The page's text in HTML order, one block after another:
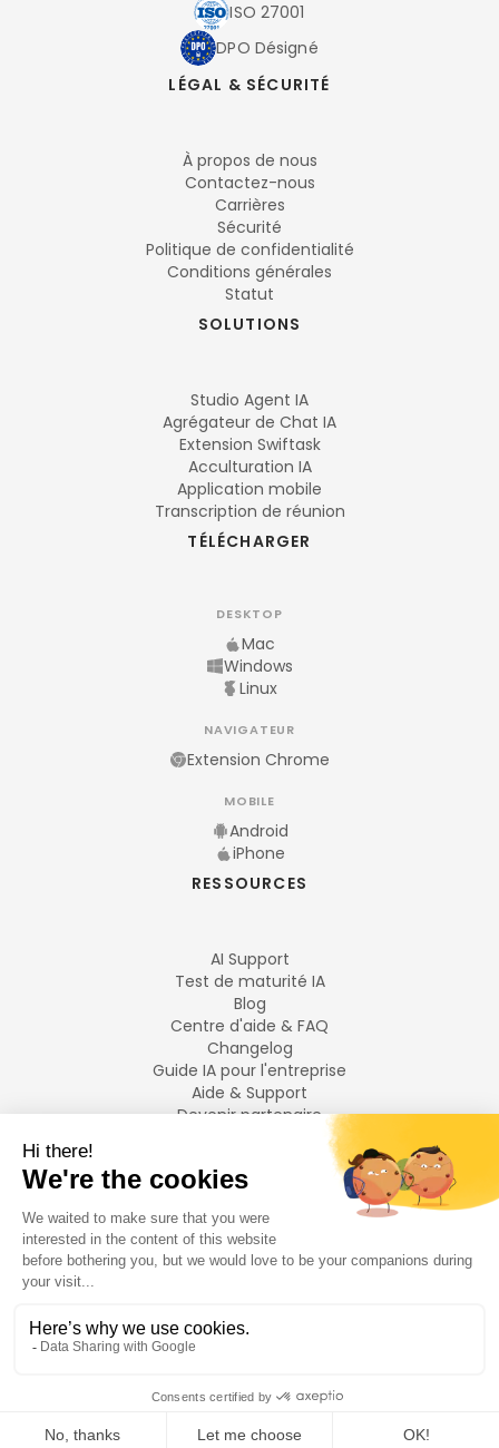
ISO 27001
DPO Désigné
LÉGAL & SÉCURITÉ
À propos de nous
Contactez-nous
Carrières
Sécurité
Politique de confidentialité
Conditions générales
Statut
SOLUTIONS
Studio Agent IA
Agrégateur de Chat IA
Extension Swiftask
Acculturation IA
Application mobile
Transcription de réunion
TÉLÉCHARGER
DESKTOP
Mac
Windows
Linux
NAVIGATEUR
Extension Chrome
MOBILE
Android
iPhone
RESSOURCES
AI Support
Test de maturité IA
Blog
Centre d'aide & FAQ
Changelog
Guide IA pour l'entreprise
Aide & Support
Devenir partenaire
LANGUES
Français
English
2026Swiftask. Tous droits réservés.